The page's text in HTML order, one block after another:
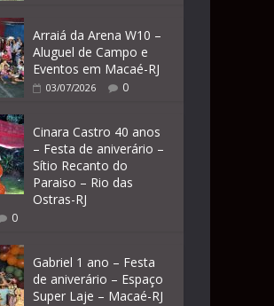
Arraiá da Arena W10 –
Aluguel de Campo e
Eventos em Macaé-RJ
03/07/2026 0
Cinara Castro 40 anos
– Festa de aniverário –
Sítio Recanto do
Paraiso – Rio das
Ostras-RJ
0
Gabriel 1 ano – Festa
de aniverário – Espaço
Super Laje – Macaé-RJ